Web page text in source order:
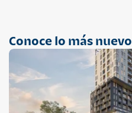
Conoce lo más nuevo